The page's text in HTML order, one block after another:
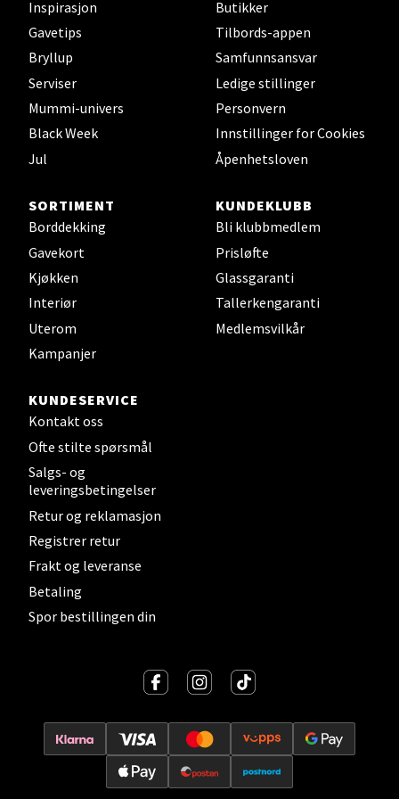
Inspirasjon
Gavetips
Bryllup
Serviser
Mummi-univers
Black Week
Jul
Butikker
Tilbords-appen
Samfunnsansvar
Ledige stillinger
Personvern
Innstillinger for Cookies
Åpenhetsloven
SORTIMENT
Borddekking
Gavekort
Kjøkken
Interiør
Uterom
Kampanjer
KUNDEKLUBB
Bli klubbmedlem
Prisløfte
Glassgaranti
Tallerkengaranti
Medlemsvilkår
KUNDESERVICE
Kontakt oss
Ofte stilte spørsmål
Salgs- og
leveringsbetingelser
Retur og reklamasjon
Registrer retur
Frakt og leveranse
Betaling
Spor bestillingen din
Oppdal - Aunasenteret
Aunasenteret, Sunndalsvegen 3, 7340 Oppdal
Velg
Orkanger - Thon Senter Orkanger
Thon Senter Orkanger, Orkdalsveien 113, 7300
Åpent i dag 09-20
0 i butikk
Sandvika - Thon Senter Sandvika
Brodtkorbsgate 7, 1338 Sandvika
Åpent i dag 10-21
Bergen - Thon Senter Sartor